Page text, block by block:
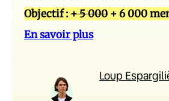
Objectif :+ 5 000 + 6 000
En savoir plus
Loup